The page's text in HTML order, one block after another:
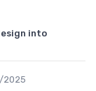
into
2025